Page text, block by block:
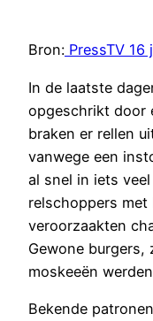
Bron: PressTV 16
In de laatste
opgeschrikt door
braken er rellen
vanwege een
al snel in iets
relschoppers
veroorzaakten
Gewone burgers,
moskeeën
Bekende